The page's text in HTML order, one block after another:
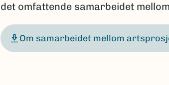
det omfattende samarbeidet
Om samarbeidet mellom